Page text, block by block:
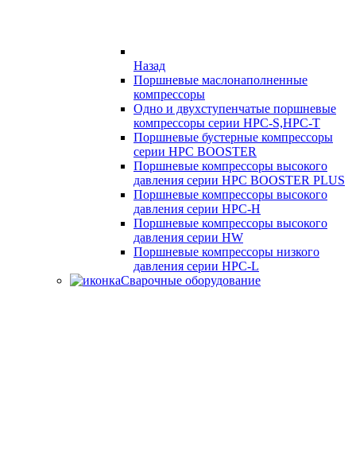
Назад
Поршневые маслонаполненные
компрессоры
Одно и двухступенчатые поршневые
компрессоры серии HPC-S,HPC-T
Поршневые бустерные компрессоры
серии HPC BOOSTER
Поршневые компрессоры высокого
давления серии HPC BOOSTER PLUS
Поршневые компрессоры высокого
давления серии HPC-H
Поршневые компрессоры высокого
давления серии HW
Поршневые компрессоры низкого
давления серии HPC-L
Сварочные оборудование